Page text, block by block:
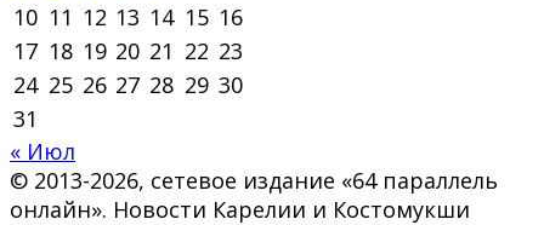
10 11 12 13 14 15 16
17 18 19 20 21 22 23
24 25 26 27 28 29 30
31
« Июл
© 2013-2026, сетевое издание «64 параллель
онлайн». Новости Карелии и Костомукши